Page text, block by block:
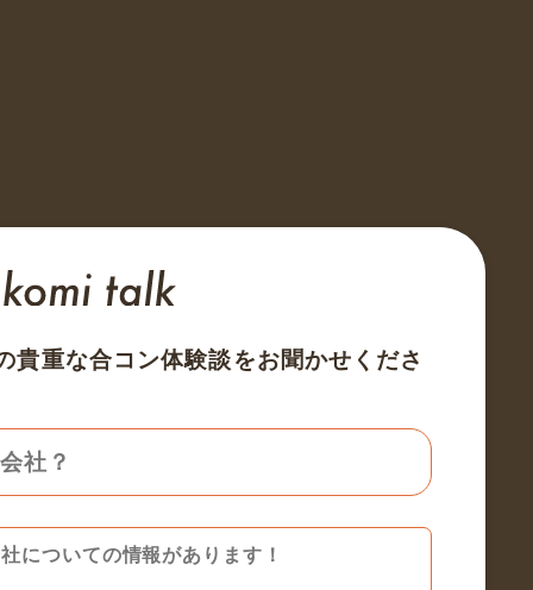
貴重な合コン体験談をお聞かせくださ